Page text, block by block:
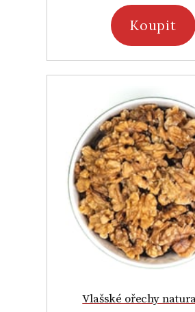
Koupit
Vlašské ořechy